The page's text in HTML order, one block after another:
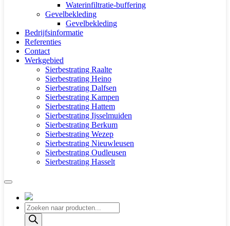
Waterinfiltratie-buffering
Gevelbekleding
Gevelbekleding
Bedrijfsinformatie
Referenties
Contact
Werkgebied
Sierbestrating Raalte
Sierbestrating Heino
Sierbestrating Dalfsen
Sierbestrating Kampen
Sierbestrating Hattem
Sierbestrating Ijsselmuiden
Sierbestrating Berkum
Sierbestrating Wezep
Sierbestrating Nieuwleusen
Sierbestrating Oudleusen
Sierbestrating Hasselt
Producten
zoeken